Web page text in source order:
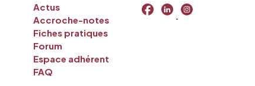
Actus
Accroche-notes
Fiches pratiques
Forum
Espace adhérent
FAQ